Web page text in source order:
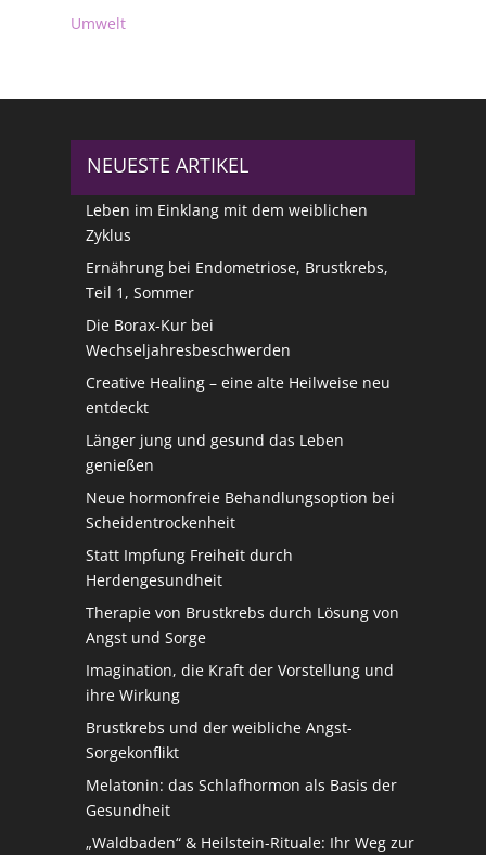
Umwelt
NEUESTE ARTIKEL
Leben im Einklang mit dem weiblichen
Zyklus
Ernährung bei Endometriose, Brustkrebs,
Teil 1, Sommer
Die Borax-Kur bei
Wechseljahresbeschwerden
Creative Healing – eine alte Heilweise neu
entdeckt
Länger jung und gesund das Leben
genießen
Neue hormonfreie Behandlungsoption bei
Scheidentrockenheit
Statt Impfung Freiheit durch
Herdengesundheit
Therapie von Brustkrebs durch Lösung von
Angst und Sorge
Imagination, die Kraft der Vorstellung und
ihre Wirkung
Brustkrebs und der weibliche Angst-
Sorgekonflikt
Melatonin: das Schlafhormon als Basis der
Gesundheit
„Waldbaden“ & Heilstein-Rituale: Ihr Weg zur